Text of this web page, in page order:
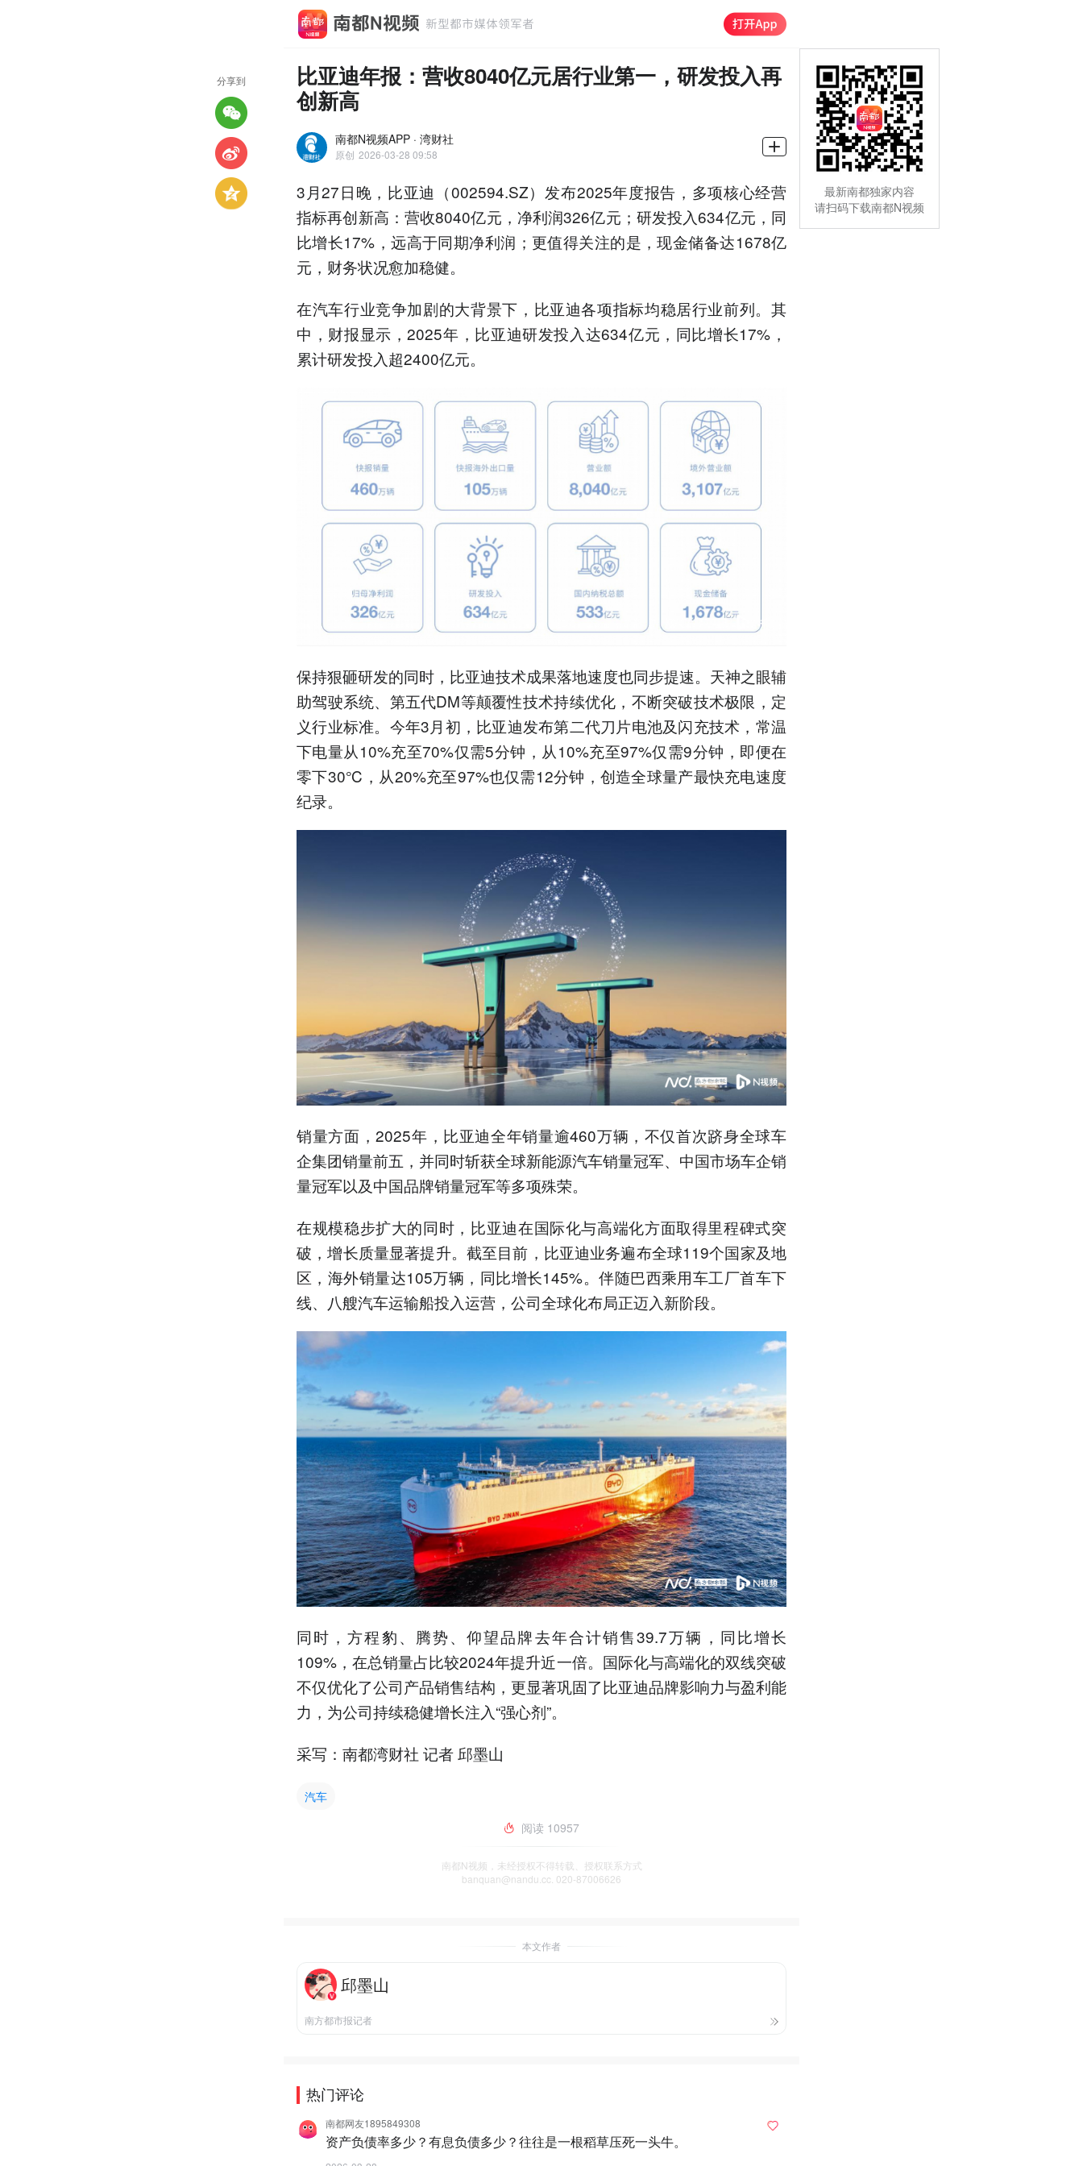
比亚迪年报：营收8040亿元居行业第一，研发投入再
创新高
南都N视频APP · 湾财社
原创 2026-03-28 09:58
3月27日晚，比亚迪（002594.SZ）发布2025年度报告，多项核心经营
指标再创新高：营收8040亿元，净利润326亿元；研发投入634亿元，同
比增长17%，远高于同期净利润；更值得关注的是，现金储备达1678亿
元，财务状况愈加稳健。
在汽车行业竞争加剧的大背景下，比亚迪各项指标均稳居行业前列。其
中，财报显示，2025年，比亚迪研发投入达634亿元，同比增长17%，
累计研发投入超2400亿元。
保持狠砸研发的同时，比亚迪技术成果落地速度也同步提速。天神之眼辅
助驾驶系统、第五代DM等颠覆性技术持续优化，不断突破技术极限，定
义行业标准。今年3月初，比亚迪发布第二代刀片电池及闪充技术，常温
下电量从10%充至70%仅需5分钟，从10%充至97%仅需9分钟，即便在
零下30℃，从20%充至97%也仅需12分钟，创造全球量产最快充电速度
纪录。
销量方面，2025年，比亚迪全年销量逾460万辆，不仅首次跻身全球车
企集团销量前五，并同时斩获全球新能源汽车销量冠军、中国市场车企销
量冠军以及中国品牌销量冠军等多项殊荣。
在规模稳步扩大的同时，比亚迪在国际化与高端化方面取得里程碑式突
破，增长质量显著提升。截至目前，比亚迪业务遍布全球119个国家及地
区，海外销量达105万辆，同比增长145%。伴随巴西乘用车工厂首车下
线、八艘汽车运输船投入运营，公司全球化布局正迈入新阶段。
同时，方程豹、腾势、仰望品牌去年合计销售39.7万辆，同比增长
109%，在总销量占比较2024年提升近一倍。国际化与高端化的双线突破
不仅优化了公司产品销售结构，更显著巩固了比亚迪品牌影响力与盈利能
力，为公司持续稳健增长注入“强心剂”。
采写：南都湾财社 记者 邱墨山
汽车
阅读 10957
南都N视频，未经授权不得转载、授权联系方式
banquan@nandu.cc. 020-87006626
本文作者
邱墨山
南方都市报记者
热门评论
南都网友1895849308
资产负债率多少？有息负债多少？往往是一根稻草压死一头牛。
分享到
最新南都独家内容
请扫码下载南都N视频